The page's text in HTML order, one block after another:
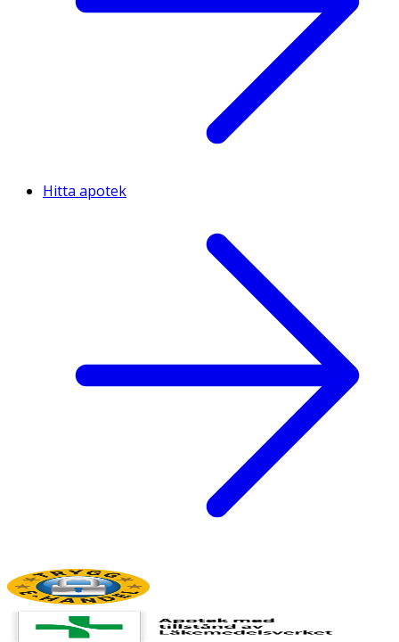
Hitta apotek